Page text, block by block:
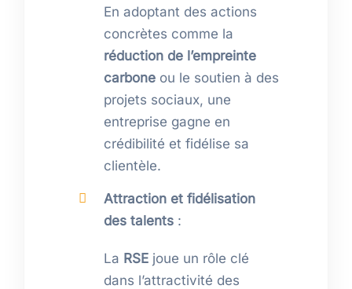
En adoptant des actions
concrètes comme la
réduction de l’empreinte
carboneou le soutien à des
projets sociaux, une
entreprise gagne en
crédibilité et fidélise sa
clientèle.
Attraction et fidélisation
des talents:
La RSEjoue un rôle clé
dans l’attractivité des